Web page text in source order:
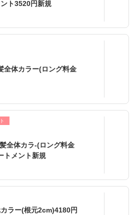
ト3520円新規
体カラー(ロング料金
全体カラ-(ロング料金
トメント新規
ラー(根元2cm)4180円